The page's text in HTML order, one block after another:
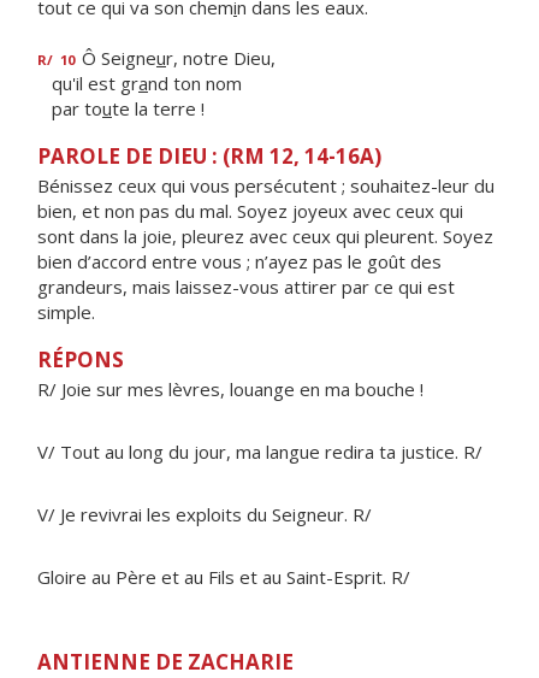
tout ce qui va son chemin dans les eaux.
R/ 10 Ô Seigneur, notre Dieu,
qu'il est grand ton nom
par toute la terre !
PAROLE DE DIEU : (RM 12, 14-16A)
Bénissez ceux qui vous persécutent ; souhaitez-leur du
bien, et non pas du mal. Soyez joyeux avec ceux qui
sont dans la joie, pleurez avec ceux qui pleurent. Soyez
bien d’accord entre vous ; n’ayez pas le goût des
grandeurs, mais laissez-vous attirer par ce qui est
simple.
RÉPONS
R/ Joie sur mes lèvres, louange en ma bouche !
V/ Tout au long du jour, ma langue redira ta justice. R/
V/ Je revivrai les exploits du Seigneur. R/
Gloire au Père et au Fils et au Saint-Esprit. R/
ANTIENNE DE ZACHARIE